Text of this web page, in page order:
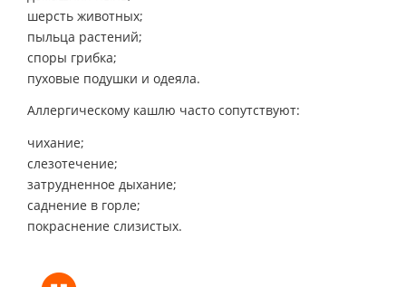
шерсть животных;
пыльца растений;
споры грибка;
пуховые подушки и одеяла.
Аллергическому кашлю часто сопутствуют:
чихание;
слезотечение;
затрудненное дыхание;
саднение в горле;
покраснение слизистых.